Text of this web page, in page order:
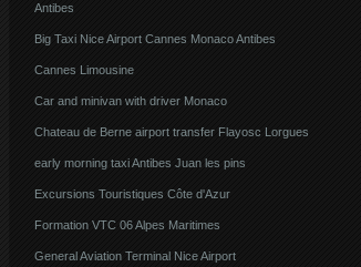
Antibes
Big Taxi Nice Airport Cannes Monaco Antibes
Cannes Limousine
Car and minivan with driver Monaco
Chateau de Berne airport transfer Flayosc Lorgues
early morning taxi Antibes Juan les pins
Excursions Touristiques Côte d'Azur
Formation VTC 06 Alpes Maritimes
General Aviation Terminal Nice Airport